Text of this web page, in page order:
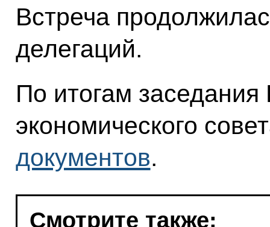
Встреча
делегаций.
По итогам
экономического
документов.
Смотрите также: